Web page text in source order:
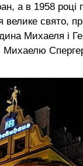
а в 1958
велике свято,
Михаеля і
Михаелю